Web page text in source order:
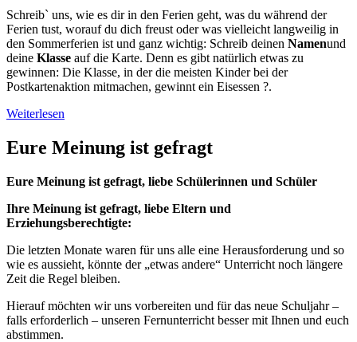
Schreib` uns, wie es dir in den Ferien geht, was du während der
Ferien tust, worauf du dich freust oder was vielleicht langweilig in
den Sommerferien ist und ganz wichtig: Schreib deinen Namenund
deine Klasse auf die Karte. Denn es gibt natürlich etwas zu
gewinnen: Die Klasse, in der die meisten Kinder bei der
Postkartenaktion mitmachen, gewinnt ein Eisessen ?.
Weiterlesen
Eure Meinung ist gefragt
Eure Meinung ist gefragt, liebe Schülerinnen und Schüler
Ihre Meinung ist gefragt, liebe Eltern und
Erziehungsberechtigte:
Die letzten Monate waren für uns alle eine Herausforderung und so
wie es aussieht, könnte der „etwas andere“ Unterricht noch längere
Zeit die Regel bleiben.
Hierauf möchten wir uns vorbereiten und für das neue Schuljahr –
falls erforderlich – unseren Fernunterricht besser mit Ihnen und euch
abstimmen.